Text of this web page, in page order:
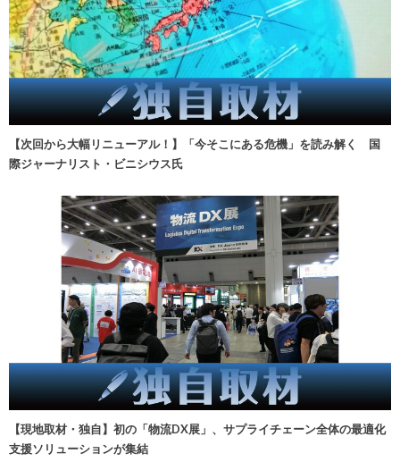
【次回から大幅リニューアル！】「今そこにある危機」を読み解く 国
際ジャーナリスト・ビニシウス氏
【現地取材・独自】初の「物流DX展」、サプライチェーン全体の最適化
支援ソリューションが集結